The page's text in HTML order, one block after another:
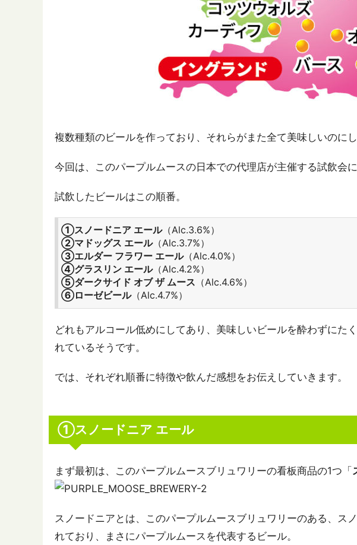
複数種類のビールを作っており、それらがまた全て美味しいのに
今回は、このパープルムースの日本での代理店が主催する試飲会
試飲したビールはこの順番。
①スノードニア エール（Alc.3.6%）
②マドッグス エール（Alc.3.7%）
③エルダー フラワー エール（Alc.4.0%）
④グラスリン エール（Alc.4.2%）
⑤ダークサイド オブ ザ ムース （Alc.4.6%）
⑥ローゼビール（Alc.4.7%）
どれもアルコール低めにしてあり、美味しいビールを酔わずにた
れているそうです。
では、それぞれ順番に特徴や飲んだ感想をお伝えしていきます。
①スノードニア エール
まず最初は、このパープルムースブリュワリーの看板商品の1つ「
スノードニアとは、このパープルムースブリュワリーのある、ス
れており、まさにパープルムースを代表するビール。